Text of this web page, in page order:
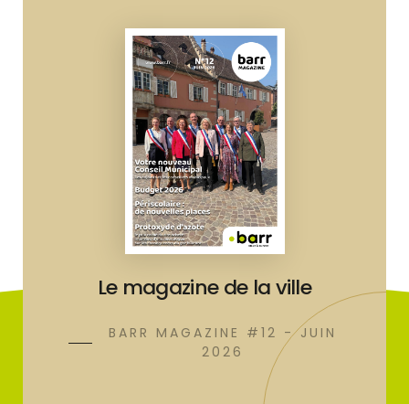
Le magazine de la ville
BARR MAGAZINE #12 - JUIN
2026